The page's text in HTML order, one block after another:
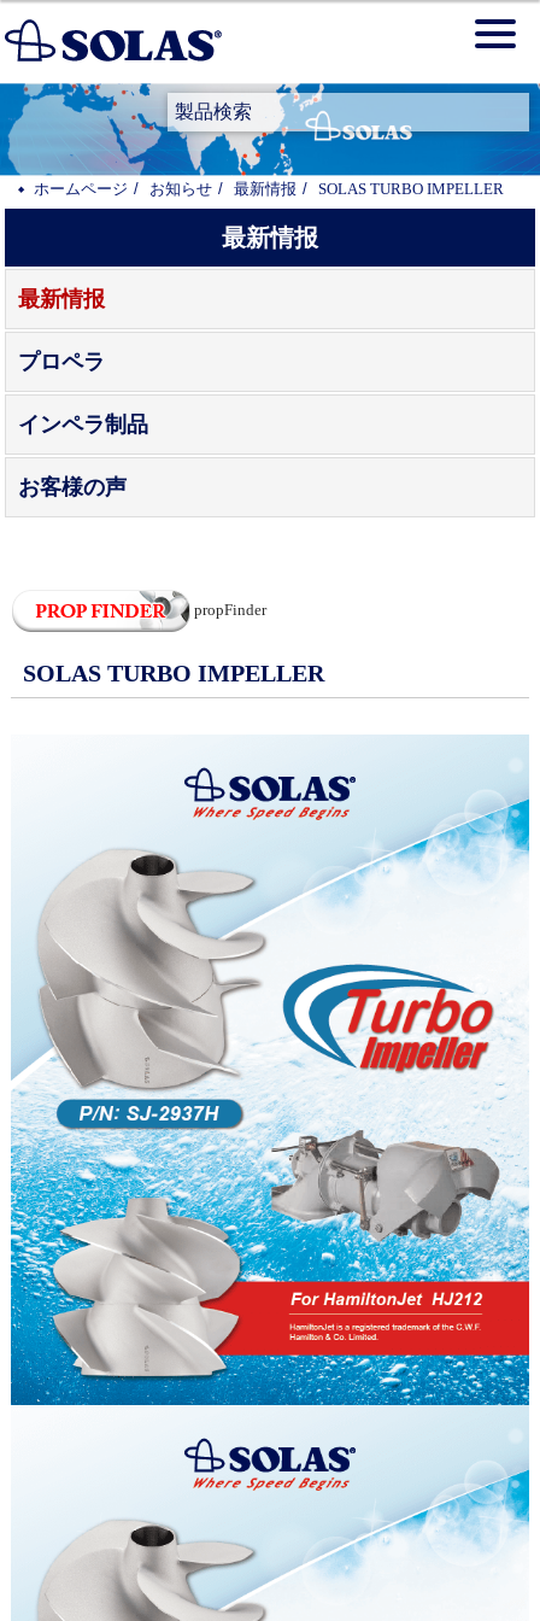
製品検索
最新情报
最新情报
プロペラ
インペラ制品
お客様の声
propFinder
ホームページ お知らせ 最新情报 SOLAS TURBO IMPELLER
SOLAS TURBO IMPELLER